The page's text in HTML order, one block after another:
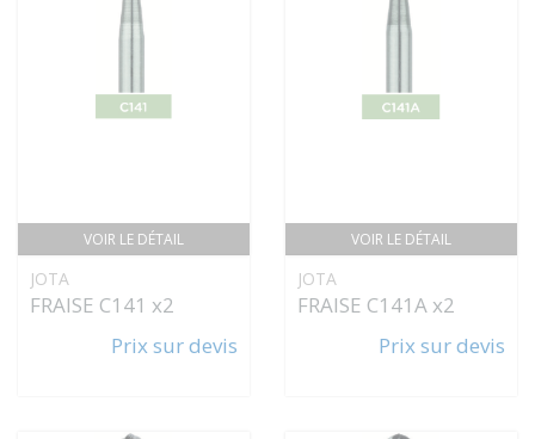
VOIR LE DÉTAIL
JOTA
FRAISE C141 x2
Prix sur devis
VOIR LE DÉTAIL
JOTA
FRAISE C141A x2
Prix sur devis